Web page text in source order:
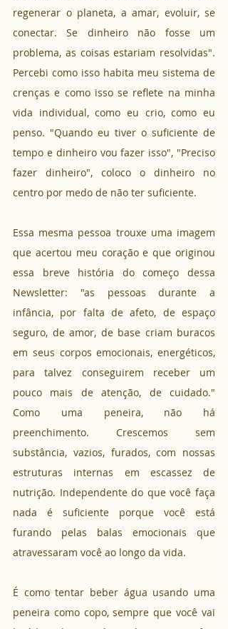
regenerar o planeta, a amar, evoluir, se
conectar. Se dinheiro não fosse um
problema, as coisas estariam resolvidas".
Percebi como isso habita meu sistema de
crenças e como isso se reflete na minha
vida individual, como eu crio, como eu
penso. "Quando eu tiver o suficiente de
tempo e dinheiro vou fazer isso", "Preciso
fazer dinheiro", coloco o dinheiro no
centro por medo de não ter suficiente.
Essa mesma pessoa trouxe uma imagem
que acertou meu coração e que originou
essa breve história do começo dessa
Newsletter: "as pessoas durante a
infância, por falta de afeto, de espaço
seguro, de amor, de base criam buracos
em seus corpos emocionais, energéticos,
para talvez conseguirem receber um
pouco mais de atenção, de cuidado."
Como uma peneira, não há
preenchimento. Crescemos sem
substância, vazios, furados, com nossas
estruturas internas em escassez de
nutrição. Independente do que você faça
nada é suficiente porque você está
furando pelas balas emocionais que
atravessaram você ao longo da vida.
É como tentar beber água usando uma
peneira como copo, sempre que você vai